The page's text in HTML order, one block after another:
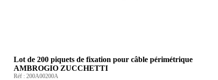
Lot de 200 piquets de fixation pour câble périmétrique
AMBROGIO ZUCCHETTI
Réf : 200A00200A